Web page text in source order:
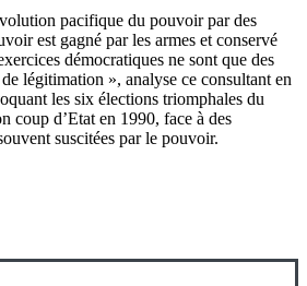
pacifique du pouvoir par des
est gagné par les armes et conservé
démocratiques ne sont que des
légitimation », analyse ce consultant en
les six élections triomphales du
coup d’Etat en 1990, face à des
suscitées par le pouvoir.